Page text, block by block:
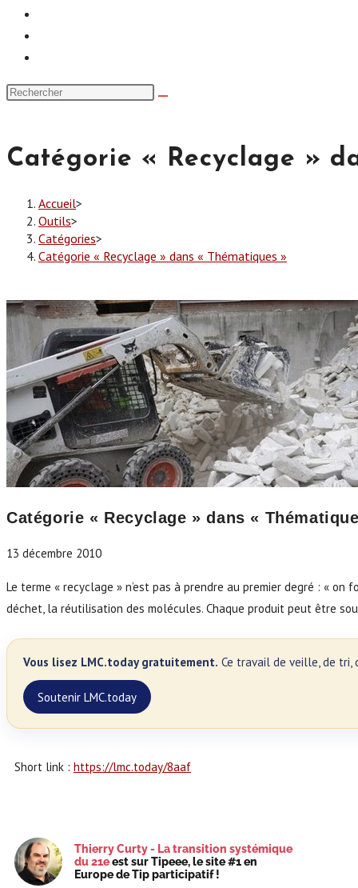
Catégorie « Recyclage »
Accueil>
Outils>
Catégories>
Catégorie « Recyclage » dans « Thématiques »
Catégorie « Recyclage » dans «
13 décembre 2010
Le terme « recyclage » n’est pas à prendre au premier degré : «
déchet, la réutilisation des molécules. Chaque produit peut être
Vous lisez LMC.today gratuitement. Ce travail de veille, de tri,
Soutenir LMC.today
Short link : https://lmc.today/8aaf
Thierry Curty - La transition systémique
du 21eest sur Tipeee, le site #1 en
Europe de Tip participatif !